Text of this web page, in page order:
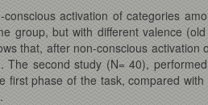
activation of categories
group, but with different valence
that, after non-conscious activation
second study (N= 40),
first phase of the task, compared